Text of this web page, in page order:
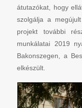
átutazókat, hogy
szolgálja a
projekt további
munkálatai 2019
Bakonszegen, a
elkészült.